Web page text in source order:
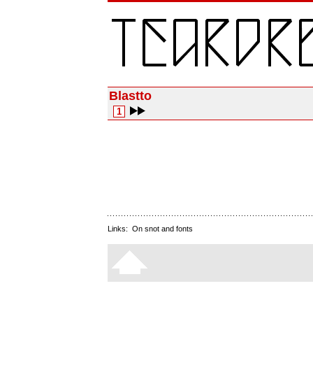
Blastto
1
Links: On snot and fonts